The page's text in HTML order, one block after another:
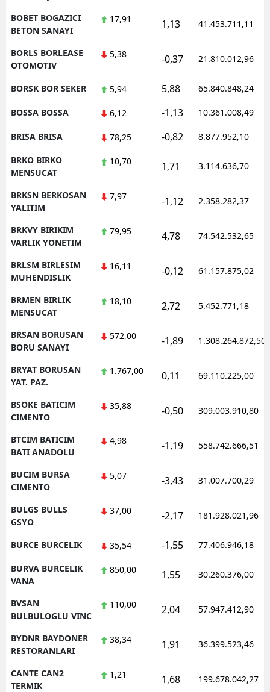
BOBET BOGAZICI
BETON SANAYI
17,91 1,13 41.453.711,11
BORLS BORLEASE
OTOMOTIV
5,38 -0,37 21.810.012,96
BORSK BOR SEKER 5,94 5,88 65.840.848,24
BOSSA BOSSA 6,12 -1,13 10.361.008,49
BRISA BRISA 78,25 -0,82 8.877.952,10
BRKO BIRKO
MENSUCAT
10,70 1,71 3.114.636,70
BRKSN BERKOSAN
YALITIM
7,97 -1,12 2.358.282,37
BRKVY BIRIKIM
VARLIK YONETIM
79,95 4,78 74.542.532,65
BRLSM BIRLESIM
MUHENDISLIK
16,11 -0,12 61.157.875,02
BRMEN BIRLIK
MENSUCAT
18,10 2,72 5.452.771,18
BRSAN BORUSAN
BORU SANAYI
572,00 -1,89 1.308.264.872,50
BRYAT BORUSAN
YAT. PAZ.
1.767,00 0,11 69.110.225,00
BSOKE BATICIM
CIMENTO
35,88 -0,50 309.003.910,80
BTCIM BATICIM
BATI ANADOLU
4,98 -1,19 558.742.666,51
BUCIM BURSA
CIMENTO
5,07 -3,43 31.007.700,29
BULGS BULLS
GSYO
37,00 -2,17 181.928.021,96
BURCE BURCELIK 35,54 -1,55 77.406.946,18
BURVA BURCELIK
VANA
850,00 1,55 30.260.376,00
BVSAN
BULBULOGLU VINC
110,00 2,04 57.947.412,90
BYDNR BAYDONER
RESTORANLARI
38,34 1,91 36.399.523,46
CANTE CAN2
TERMIK
1,21 1,68 199.678.042,27